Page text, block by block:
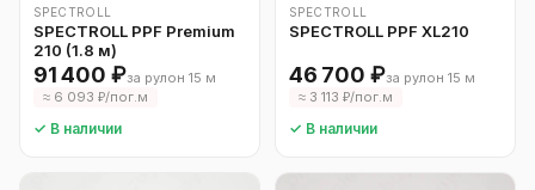
SPECTROLL
SPECTROLL PPF Premium
210 (1.8 м)
91 400 ₽за рулон 15 м
≈ 6 093 ₽/пог.м
✓ В наличии
SPECTROLL
SPECTROLL PPF XL210
46 700 ₽за рулон 15 м
≈ 3 113 ₽/пог.м
✓ В наличии